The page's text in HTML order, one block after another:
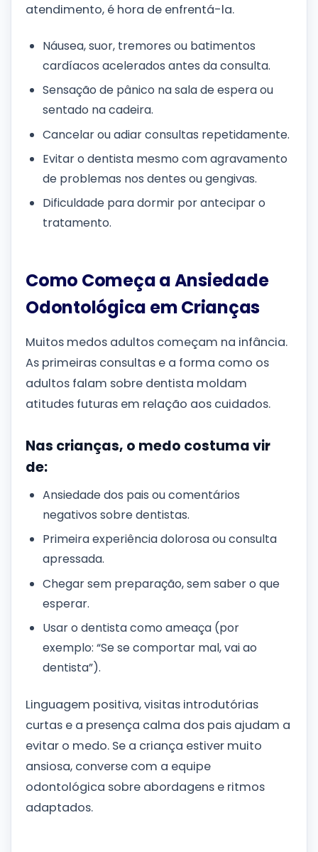
atendimento, é hora de enfrentá-la.
Náusea, suor, tremores ou batimentos
cardíacos acelerados antes da consulta.
Sensação de pânico na sala de espera ou
sentado na cadeira.
Cancelar ou adiar consultas repetidamente.
Evitar o dentista mesmo com agravamento
de problemas nos dentes ou gengivas.
Dificuldade para dormir por antecipar o
tratamento.
Como Começa a Ansiedade
Odontológica em Crianças
Muitos medos adultos começam na infância.
As primeiras consultas e a forma como os
adultos falam sobre dentista moldam
atitudes futuras em relação aos cuidados.
Nas crianças, o medo costuma vir
de:
Ansiedade dos pais ou comentários
negativos sobre dentistas.
Primeira experiência dolorosa ou consulta
apressada.
Chegar sem preparação, sem saber o que
esperar.
Usar o dentista como ameaça (por
exemplo: “Se se comportar mal, vai ao
dentista”).
Linguagem positiva, visitas introdutórias
curtas e a presença calma dos pais ajudam a
evitar o medo. Se a criança estiver muito
ansiosa, converse com a equipe
odontológica sobre abordagens e ritmos
adaptados.